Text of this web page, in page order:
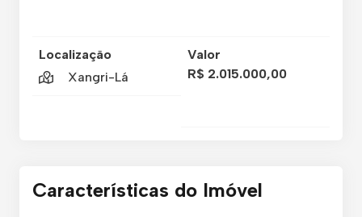
Localização
Xangri-Lá
Valor
R$ 2.015.000,00
Características do Imóvel